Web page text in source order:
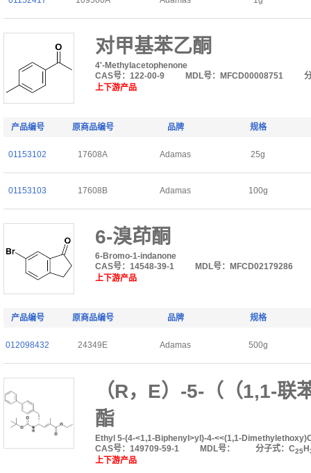
对甲基苯乙酮
4'-Methylacetophenone
CAS号：122-00-9
MDL号：MFCD00008751
上下游产品
产品编号 原商品编号 品牌 规格
01153102 17608A Adamas 25g
01153103 17608B Adamas 100g
6-溴茚酮
6-Bromo-1-indanone
CAS号：14548-39-1
MDL号：MFCD02179286
上下游产品
产品编号 原商品编号 品牌 规格
012098432 24349E Adamas 500g
（R，E）-5-（（1,1-
酯
Ethyl 5-(4-<1,1-Biphenyl>yl)-4-<<(1,1-
CAS号：149709-59-1
MDL号： 分子式：C25H
上下游产品